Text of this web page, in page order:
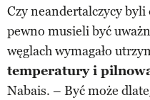
Czy neandertalczycy
pewno musieli być
węglach wymagało
temperatury i
Nabais. – Być może